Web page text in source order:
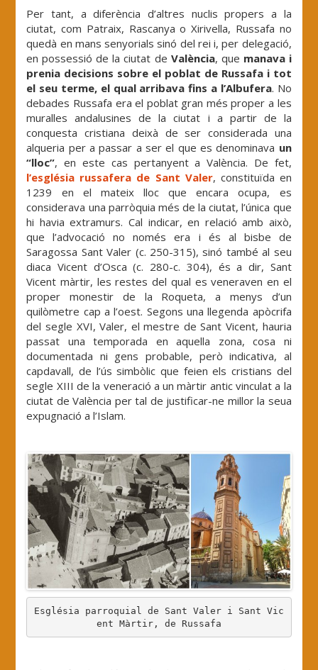
Per tant, a diferència d’altres nuclis propers a la
ciutat, com Patraix, Rascanya o Xirivella, Russafa no
quedà en mans senyorials sinó del rei i, per delegació,
en possessió de la ciutat de València, que manava i
prenia decisions sobre el poblat de Russafa i tot
el seu terme, el qual arribava fins a l’Albufera. No
debades Russafa era el poblat gran més proper a les
muralles andalusines de la ciutat i a partir de la
conquesta cristiana deixà de ser considerada una
alqueria per a passar a ser el que es denominava un
“lloc”, en este cas pertanyent a València. De fet,
l’església russafera de Sant Valer, constituïda en
1239 en el mateix lloc que encara ocupa, es
considerava una parròquia més de la ciutat, l’única que
hi havia extramurs. Cal indicar, en relació amb això,
que l’advocació no només era i és al bisbe de
Saragossa Sant Valer (c. 250-315), sinó també al seu
diaca Vicent d’Osca (c. 280-c. 304), és a dir, Sant
Vicent màrtir, les restes del qual es veneraven en el
proper monestir de la Roqueta, a menys d’un
quilòmetre cap a l’oest. Segons una llegenda apòcrifa
del segle XVI, Valer, el mestre de Sant Vicent, hauria
passat una temporada en aquella zona, cosa ni
documentada ni gens probable, però indicativa, al
capdavall, de l’ús simbòlic que feien els cristians del
segle XIII de la veneració a un màrtir antic vinculat a la
ciutat de València per tal de justificar-ne millor la seua
expugnació a l’Islam.
Església parroquial de Sant Valer i Sant Vic
ent Màrtir, de Russafa